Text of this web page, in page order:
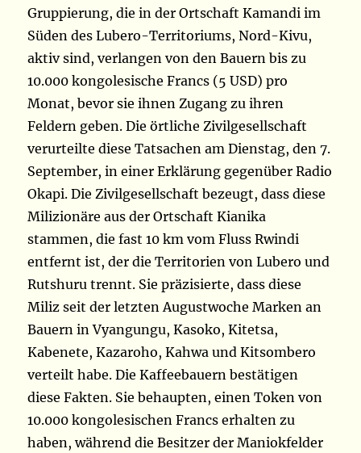
Gruppierung, die in der Ortschaft Kamandi im
Süden des Lubero-Territoriums, Nord-Kivu,
aktiv sind, verlangen von den Bauern bis zu
10.000 kongolesische Francs (5 USD) pro
Monat, bevor sie ihnen Zugang zu ihren
Feldern geben. Die örtliche Zivilgesellschaft
verurteilte diese Tatsachen am Dienstag, den 7.
September, in einer Erklärung gegenüber Radio
Okapi. Die Zivilgesellschaft bezeugt, dass diese
Milizionäre aus der Ortschaft Kianika
stammen, die fast 10 km vom Fluss Rwindi
entfernt ist, der die Territorien von Lubero und
Rutshuru trennt. Sie präzisierte, dass diese
Miliz seit der letzten Augustwoche Marken an
Bauern in Vyangungu, Kasoko, Kitetsa,
Kabenete, Kazaroho, Kahwa und Kitsombero
verteilt habe. Die Kaffeebauern bestätigen
diese Fakten. Sie behaupten, einen Token von
10.000 kongolesischen Francs erhalten zu
haben, während die Besitzer der Maniokfelder